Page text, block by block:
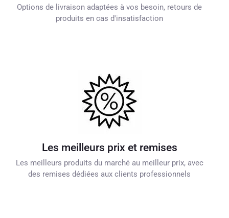
Options de livraison adaptées à vos besoin, retours de
produits en cas d'insatisfaction
Les meilleurs prix et remises
Les meilleurs produits du marché au meilleur prix, avec
des remises dédiées aux clients professionnels